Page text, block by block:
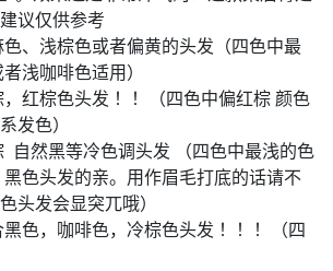
议仅供参考
、浅棕色或者偏黄的头发（四色中最
浅咖啡色适用）
红棕色头发 ！！（四色中偏红棕 颜色
发色）
自然黑等冷色调头发
（四色中最浅的色
色头发的亲。用作眉毛打底的话请不
头发会显突兀哦）
色，咖啡色，冷棕色头发 ！！！（四